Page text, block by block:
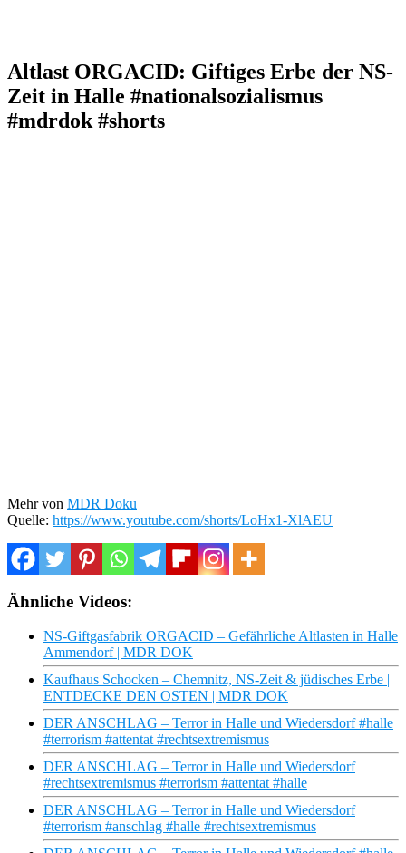
Altlast ORGACID: Giftiges Erbe der NS-
Zeit in Halle #nationalsozialismus
#mdrdok #shorts
Mehr von MDR Doku
Quelle: https://www.youtube.com/shorts/LoHx1-XlAEU
Ähnliche Videos:
NS-Giftgasfabrik ORGACID – Gefährliche Altlasten in Halle
Ammendorf | MDR DOK
Kaufhaus Schocken – Chemnitz, NS-Zeit & jüdisches Erbe |
ENTDECKE DEN OSTEN | MDR DOK
DER ANSCHLAG – Terror in Halle und Wiedersdorf #halle
#terrorism #attentat #rechtsextremismus
DER ANSCHLAG – Terror in Halle und Wiedersdorf
#rechtsextremismus #terrorism #attentat #halle
DER ANSCHLAG – Terror in Halle und Wiedersdorf
#terrorism #anschlag #halle #rechtsextremismus